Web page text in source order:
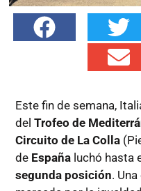
Este fin de semana,
del Trofeo de
Circuito de La Colla
de Españaluchó hasta
segunda posición.